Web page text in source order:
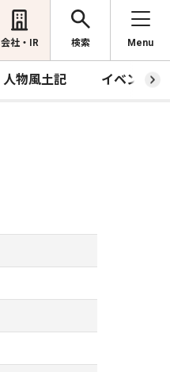
会社・IR 検索 Menu
人物風土記 イベント